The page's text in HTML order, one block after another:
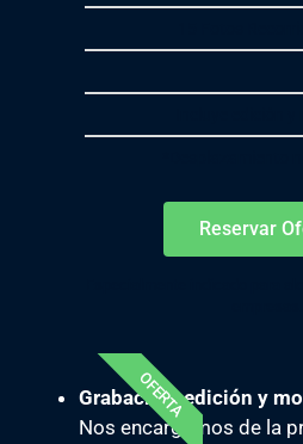
Reservar
OFERTA
Grabación, edición y
Nos encargamos de la